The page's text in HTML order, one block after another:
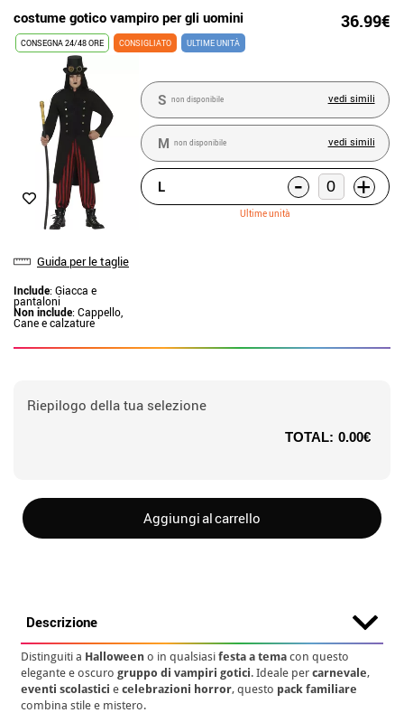
costume gotico vampiro per gli uomini 36.99€
CONSEGNA 24/48 ORE CONSIGLIATO ULTIME UNITÀ
Guida per le taglie
Include: Giacca e
pantaloni
Non include: Cappello,
Cane e calzature
S non disponibile vedi simili
M non disponibile vedi simili
L - +
Ultime unità
Riepilogo della tua selezione
TOTAL: 0.00€
Aggiungi al carrello
Descrizione
Distinguiti a Halloween o in qualsiasifesta a tema con questo
elegante e oscurogruppo di vampiri gotici. Ideale percarnevale,
eventi scolastici ecelebrazioni horror, questo pack familiare
combina stile e mistero.